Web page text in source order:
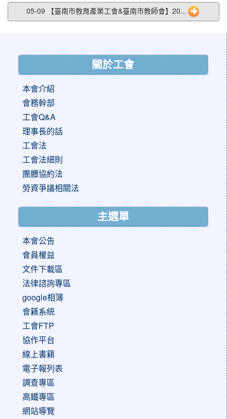
05-09 【臺南市教育產業工會&臺南市教師會】20...
關於工會
本會介紹
會務幹部
工會Q&A
理事長的話
工會法
工會法細則
團體協約法
勞資爭議相關法
主選單
本會公告
會員權益
文件下載區
法律諮詢專區
google相簿
會籍系統
工會FTP
協作平台
線上書籍
電子報列表
調查專區
高鐵專區
網站導覽